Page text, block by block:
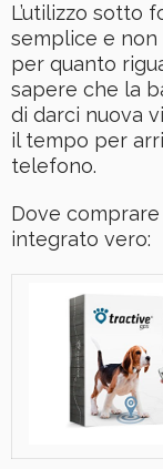
L’utilizzo sotto
semplice e non
per quanto
sapere che la
di darci nuova
il tempo per
telefono.
Dove
integrato vero: